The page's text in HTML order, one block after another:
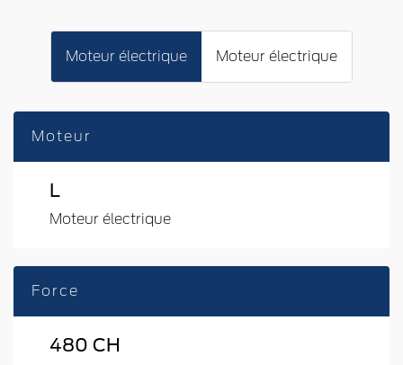
Moteur électrique Moteur électrique
Moteur
L
Moteur électrique
Force
480 CH